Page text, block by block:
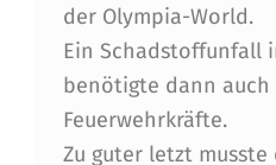
U
C
K
der Olympia-World.
Ein Schadstoffunfall
benötigte dann auch
Feuerwehrkräfte.
Zu guter letzt musste